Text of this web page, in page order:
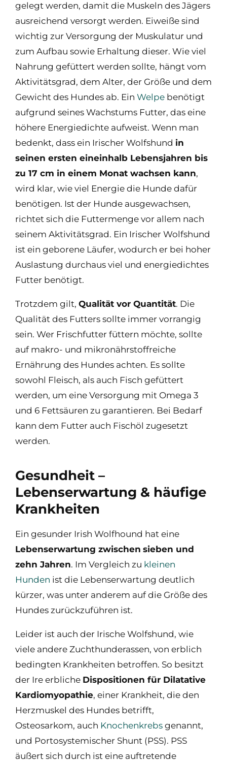
gelegt werden, damit die Muskeln des Jägers
ausreichend versorgt werden. Eiweiße sind
wichtig zur Versorgung der Muskulatur und
zum Aufbau sowie Erhaltung dieser. Wie viel
Nahrung gefüttert werden sollte, hängt vom
Aktivitätsgrad, dem Alter, der Größe und dem
Gewicht des Hundes ab. Ein Welpe benötigt
aufgrund seines Wachstums Futter, das eine
höhere Energiedichte aufweist. Wenn man
bedenkt, dass ein Irischer Wolfshund in
seinen ersten eineinhalb Lebensjahren bis
zu 17 cm in einem Monat wachsen kann,
wird klar, wie viel Energie die Hunde dafür
benötigen. Ist der Hunde ausgewachsen,
richtet sich die Futtermenge vor allem nach
seinem Aktivitätsgrad. Ein Irischer Wolfshund
ist ein geborene Läufer, wodurch er bei hoher
Auslastung durchaus viel und energiedichtes
Futter benötigt.
Trotzdem gilt, Qualität vor Quantität. Die
Qualität des Futters sollte immer vorrangig
sein. Wer Frischfutter füttern möchte, sollte
auf makro- und mikronährstoffreiche
Ernährung des Hundes achten. Es sollte
sowohl Fleisch, als auch Fisch gefüttert
werden, um eine Versorgung mit Omega 3
und 6 Fettsäuren zu garantieren. Bei Bedarf
kann dem Futter auch Fischöl zugesetzt
werden.
Gesundheit –
Lebenserwartung & häufige
Krankheiten
Ein gesunder Irish Wolfhound hat eine
Lebenserwartung zwischen sieben und
zehn Jahren. Im Vergleich zu kleinen
Hunden ist die Lebenserwartung deutlich
kürzer, was unter anderem auf die Größe des
Hundes zurückzuführen ist.
Leider ist auch der Irische Wolfshund, wie
viele andere Zuchthunderassen, von erblich
bedingten Krankheiten betroffen. So besitzt
der Ire erbliche Dispositionen für Dilatative
Kardiomyopathie, einer Krankheit, die den
Herzmuskel des Hundes betrifft,
Osteosarkom, auch Knochenkrebs genannt,
und Portosystemischer Shunt (PSS). PSS
äußert sich durch ist eine auftretende